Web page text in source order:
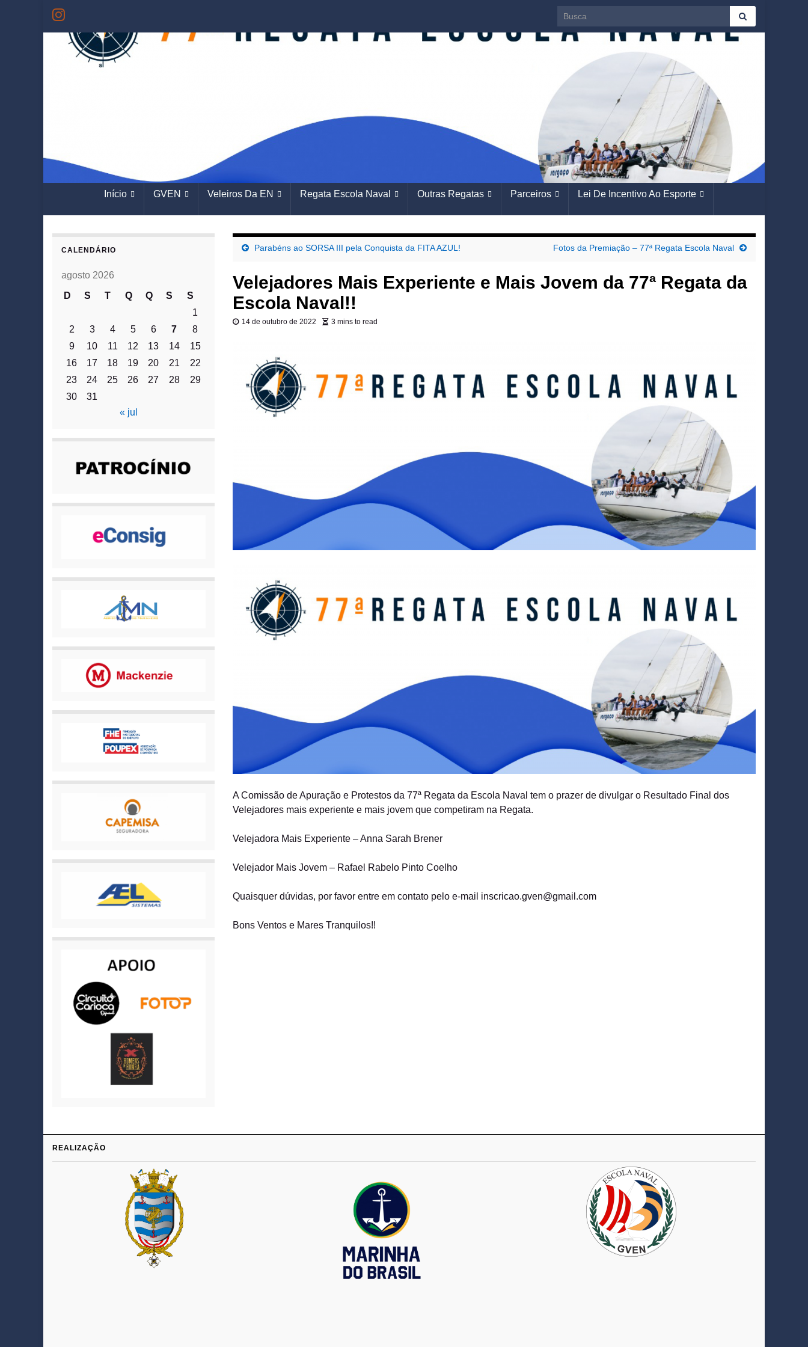
Search for:
Início GVEN Veleiros Da EN Regata Escola Naval Outras Regatas Parceiros Lei De Incentivo Ao Esporte
Parabéns ao SORSA III pela Conquista da FITA AZUL! Fotos da Premiação – 77ª Regata Escola Naval
Velejadores Mais Experiente e Mais Jovem da 77ª Regata da
Escola Naval!!
14 de outubro de 2022 3 mins to read
A Comissão de Apuração e Protestos da 77ª Regata da Escola Naval tem o prazer de divulgar o Resultado Final dos
Velejadores mais experiente e mais jovem que competiram na Regata.
Velejadora Mais Experiente – Anna Sarah Brener
Velejador Mais Jovem – Rafael Rabelo Pinto Coelho
Quaisquer dúvidas, por favor entre em contato pelo e-mail inscricao.gven@gmail.com
Bons Ventos e Mares Tranquilos!!
CALENDÁRIO
agosto 2026
D
S T Q Q S
S
1
2
3 4 5 6 7
8
9
10 11 12 13 14
15
16
17 18 19 20 21
22
23
24 25 26 27 28
29
30
31
« jul
REALIZAÇÃO